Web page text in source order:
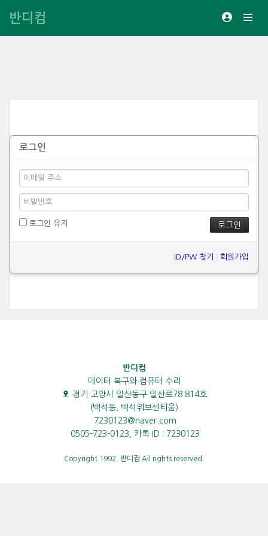
반디컴
로그인
로그인 유지
ID/PW 찾기 회원가입
반디컴
데이터 복구와 컴퓨터 수리
경기 고양시 일산동구 일산로78 814호
(백석동, 백석위브센티움)
7230123@naver.com
0505-723-0123, 카톡 ID : 7230123
Copyright 1992. 반디컴 All rights reserved.